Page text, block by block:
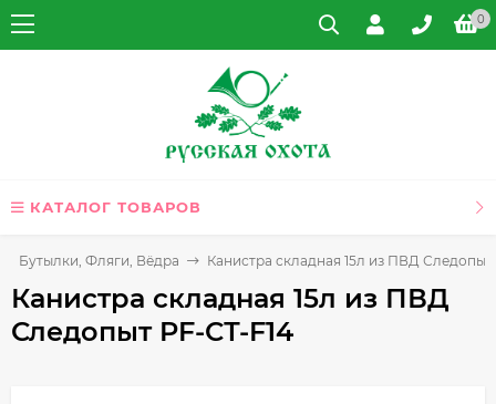
0
КАТАЛОГ ТОВАРОВ
Бутылки, Фляги, Вёдра Канистра складная 15л из ПВД Следопыт
Канистра складная 15л из ПВД
Следопыт PF-СТ-F14